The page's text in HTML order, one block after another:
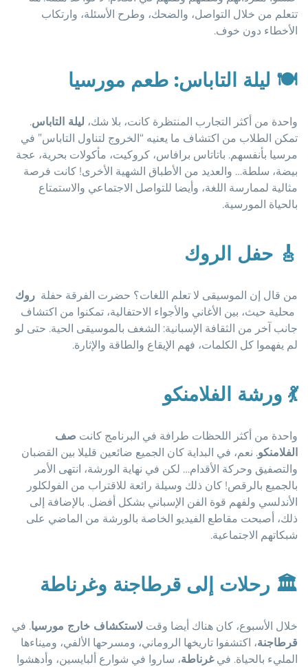
تتعلم من خلال التواصل، والضحك، وطرح الأسئلة، وارتكاب
الأخطاء دون خوف.
🍽️ليلة التاباس: طعم مورسيا
واحدة من أكثر التجارب المنتظرة كانت، بلا شك، ليلة التاباس .
تمكن الطلاب من اكتشاف ما يعنيه “الخروج لتناول التاباس” في
مرسيا بأنفسهم. باتاتاس برافاس، كروكيت، مأكولات بحرية، عجة
بيضة، سلطة… والعديد من الأطباق الشهية الأخرى! كانت فرصة
مثالية لممارسة اللغة، وأيضا للتواصل الاجتماعي والاستمتاع
بالحياة المورسية.
🎸 حفل الروك
من قال إن الموسيقى لا تعلم اللغات؟ حضرت الفرقة حفلة روك
محلية حيث، بين الأغاني والأجواء الاحتفالية، تمكنوا من اكتشاف
جانب آخر من الثقافة الإسبانية: الشغف بالموسيقى الحية. حتى لو
لم يفهموا كل الكلمات، فهم الإيقاع والطاقة والإثارة.
💃ورشة الفلامنكو
واحدة من أكثر اللحظات طرافة في البرنامج كانت صف
الفلامنكو. نعم، في البداية كان الجميع ضائعين قليلا بين القضبان
والتصفيق وحركة الأقدام… لكن في نهاية الورشة، انتهى الأمر
بالجميع بالرقص! كان ذلك وسيلة رائعة للاقتراب من الفولكلور
الأندلسي ولفهم قوة الفن الإسباني بشكل أفضل. بالإضافة إلى
ذلك، أصبحت مقاطع الفيديو الخاصة بالورشة من الماضي على
شبكاتهم الاجتماعية.
🏛️ رحلات إلى قرطاجنة وغرناطة
خلال الأسبوع، كان هناك أيضا وقت لاستكشاف خارج مورسيا. في
قرطاجنة، اكتشفوا تاريخها الروماني، ومسرحها الألفي، وميناءها
المليء بالحياة. في غرناطة، ساروا في شوارع ألبايسين، وأدهشوا